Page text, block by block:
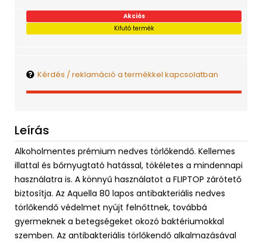
Akciós
Kifutó termék
Kérdés / reklamáció a termékkel kapcsolatban
Leírás
Alkoholmentes prémium nedves törlőkendő. Kellemes
illattal és bőrnyugtató hatással, tökéletes a mindennapi
használatra is. A könnyű használatot a FLIPTOP zárótető
biztosítja. Az Aquella 80 lapos antibakteriális nedves
törlőkendő védelmet nyújt felnőttnek, továbbá
gyermeknek a betegségeket okozó baktériumokkal
szemben. Az antibakteriális törlőkendő alkalmazásával